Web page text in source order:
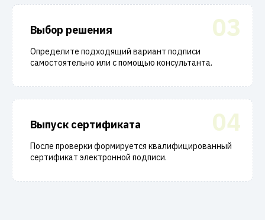
03
Выбор решения
Определите подходящий вариант подписи
самостоятельно или с помощью консультанта.
04
Выпуск сертификата
После проверки формируется квалифицированный
сертификат электронной подписи.